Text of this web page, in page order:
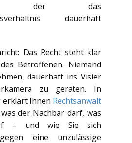
der das
dauerhaft
Das Recht steht klar
Betroffenen. Niemand
dauerhaft ins Visier
zu geraten. In
erklärt Ihnen Rechtsanwalt
der Nachbar darf, was
– und wie Sie sich
eine unzulässige